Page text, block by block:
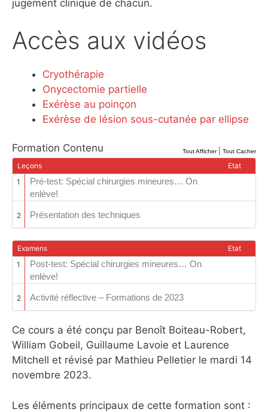
jugement clinique de chacun.
Accès aux vidéos
Cryothérapie
Onycectomie partielle
Exérèse au poinçon
Exérèse de lésion sous-cutanée par ellipse
Formation Contenu Tout Afficher| Tout Cacher
Leçons
Etat
1
Pré-test: Spécial chirurgies mineures… On
enlève!
2 Présentation des techniques
Examens
Etat
1
Post-test: Spécial chirurgies mineures… On
enlève!
2 Activité réflective – Formations de 2023
Ce cours a été conçu par Benoît Boiteau-Robert,
William Gobeil, Guillaume Lavoie et Laurence
Mitchell et révisé par Mathieu Pelletier le mardi 14
novembre 2023.
Les éléments principaux de cette formation sont :